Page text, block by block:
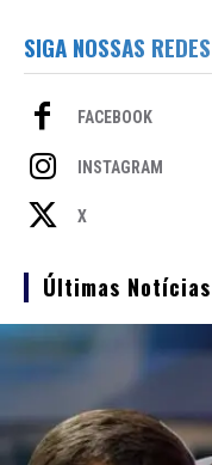
SIGA NOSSAS REDES
FACEBOOK
INSTAGRAM
X
Últimas Notícias